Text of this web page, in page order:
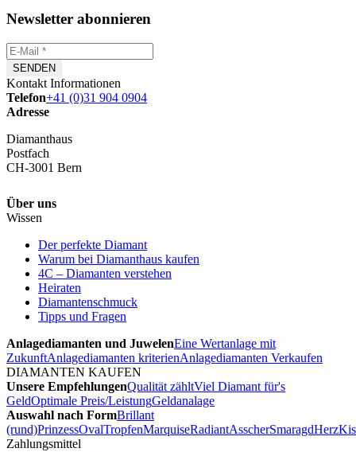
Newsletter abonnieren
Kontakt Informationen
Telefon+41 (0)31 904 0904
Adresse
Diamanthaus
Postfach
CH-3001 Bern
Über uns
Wissen
Der perfekte Diamant
Warum bei Diamanthaus kaufen
4C – Diamanten verstehen
Heiraten
Diamantenschmuck
Tipps und Fragen
Anlagediamanten und JuwelenEine Wertanlage mit
ZukunftAnlagediamanten kriterienAnlagediamanten Verkaufen
DIAMANTEN KAUFEN
Unsere EmpfehlungenQualität zähltViel Diamant für's
GeldOptimale Preis/LeistungGeldanalage
Auswahl nach FormBrillant
(rund)PrinzessOvalTropfenMarquiseRadiantAsscherSmaragdHerz
Zahlungsmittel